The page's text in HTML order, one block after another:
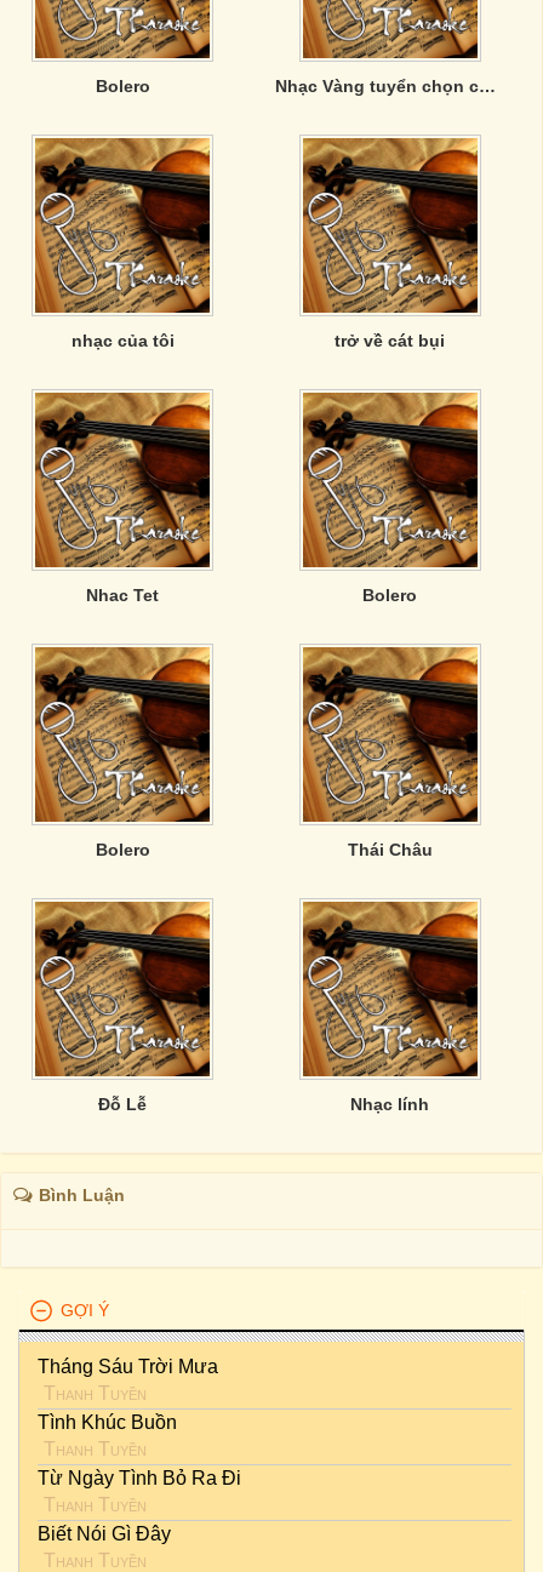
Bolero Nhạc Vàng tuyển chọn của Phương Anh
nhạc của tôi trở về cát bụi
Nhac Tet Bolero
Bolero Thái Châu
Đỗ Lễ Nhạc lính
Bình Luận
GỢI Ý
Tháng Sáu Trời Mưa
Thanh Tuyền
Tình Khúc Buồn
Thanh Tuyền
Từ Ngày Tình Bỏ Ra Đi
Thanh Tuyền
Biết Nói Gì Đây
Thanh Tuyền